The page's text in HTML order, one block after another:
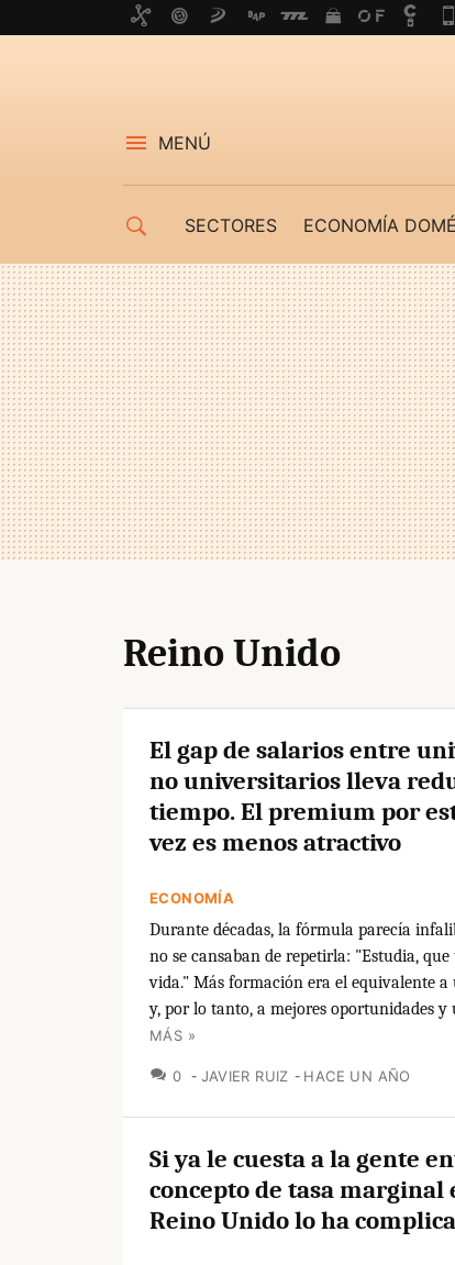
MENÚ
SECTORES ECONOMÍA
Reino Unido
El gap de salarios entre
no universitarios lleva
tiempo. El premium por
vez es menos atractivo
ECONOMÍA
Durante décadas, la fórmula parecía
no se cansaban de repetirla: "Estudia,
vida." Más formación era el equivalente
y, por lo tanto, a mejores oportunidades y
MÁS »
0 COMENTARIOS
JAVIER RUIZ HACE UN AÑO
Si ya le cuesta a la gente
concepto de tasa marginal
Reino Unido lo ha